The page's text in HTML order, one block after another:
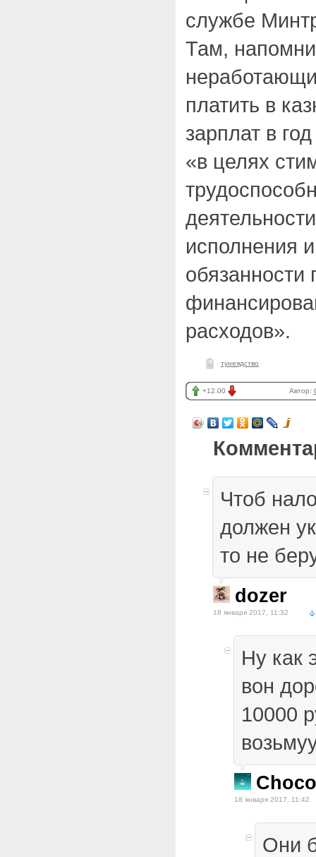
службе
Там,
платить в
зарплат в
«в целях
исполнения
обязанности
расходов».
тунеядство
+12.00 Автор:
Чтоб
должен
то не
dozer
18 января 2017, 11:32
Ну как
вон
10000
18 января 2017, 11:42
Они